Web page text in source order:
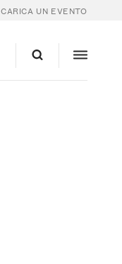
CARICA UN EVENTO